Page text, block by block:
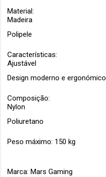
Material:
Madeira
Polipele
Características:
Ajustável
Design moderno e ergonómico
Composição:
Nylon
Poliuretano
Peso máximo: 150 kg
Marca: Mars Gaming